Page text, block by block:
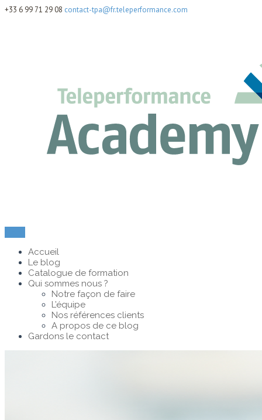
+33 6 99 71 29 08 contact-tpa@fr.teleperformance.com
Accueil
Le blog
Catalogue de formation
Qui sommes nous ?
Notre façon de faire
L’équipe
Nos références clients
A propos de ce blog
Gardons le contact